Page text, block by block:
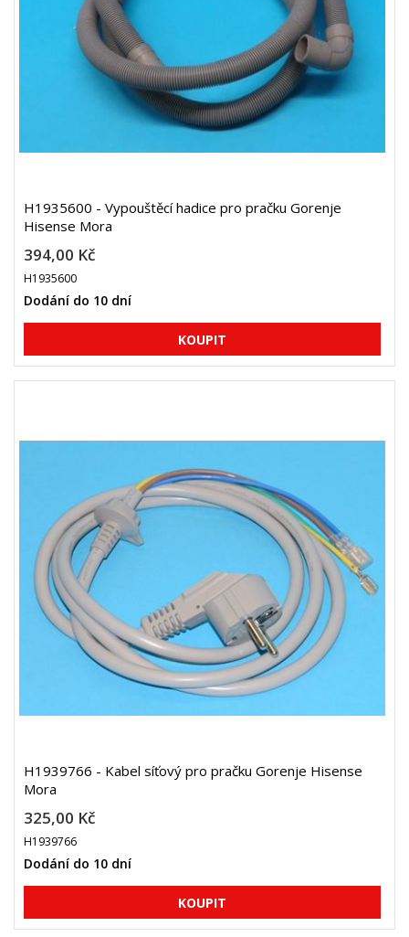
H1935600 - Vypouštěcí hadice pro pračku Gorenje
Hisense Mora
394,00 Kč
H1935600
Dodání do 10 dní
H1939766 - Kabel síťový pro pračku Gorenje Hisense
Mora
325,00 Kč
H1939766
Dodání do 10 dní